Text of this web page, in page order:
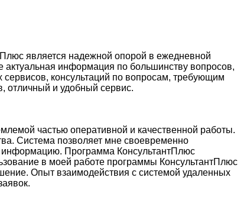
является надежной опорой в ежедневной
актуальная информация по большинству вопросов,
консультаций по вопросам, требующим
отличный и удобный сервис.
частью оперативной и качественной работы.
Система позволяет мне своевременно
информацию. Программа КонсультантПлюс
в моей работе программы КонсультантПлюс
Опыт взаимодействия с системой удаленных